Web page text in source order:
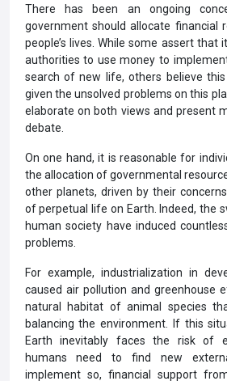
There has been an ongoing
government should allocate financial
people’s lives. While some assert
authorities to use money to
search of new life, others believe
given the unsolved problems on this
elaborate on both views and present
debate.
On one hand, it is reasonable for
the allocation of governmental
other planets, driven by their
of perpetual life on Earth. Indeed, the
human society have induced
problems.
For example, industrialization in
caused air pollution and greenhouse
natural habitat of animal species
balancing the environment. If this
Earth inevitably faces the risk of
humans need to find new
implement so, financial support